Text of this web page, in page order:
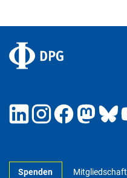
Spenden Mitgliedschaft